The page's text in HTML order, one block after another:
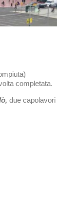
completata.
due capolavori